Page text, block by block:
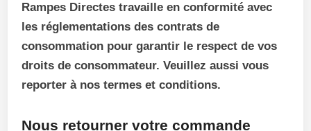
Rampes Directes travaille en conformité avec
les réglementations des contrats de
consommation pour garantir le respect de vos
droits de consommateur. Veuillez aussi vous
reporter à nos termes et conditions.
Nous retourner votre commande